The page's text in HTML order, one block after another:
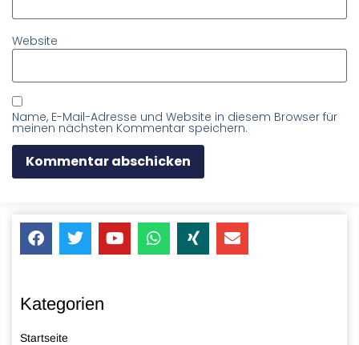
Website
Name, E-Mail-Adresse und Website in diesem Browser für
meinen nächsten Kommentar speichern.
Kategorien
Startseite